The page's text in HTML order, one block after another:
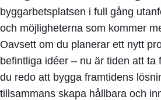
byggarbetsplatsen i full gång
och möjligheterna som kommer
Oavsett om du planerar ett nytt
befintliga idéer – nu är tiden att ta
du redo att bygga framtidens
tillsammans skapa hållbara och